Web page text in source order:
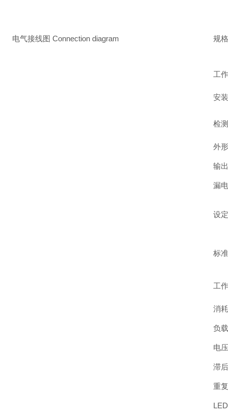
电气接线图 Connection diagram 规
工
安
检
外
输
漏
设
标
工
消
负
电
滞后
重